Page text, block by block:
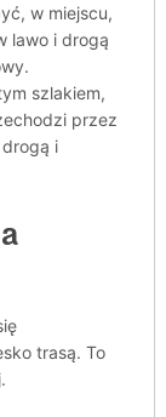
w miejscu,
lawo i drogą
szlakiem,
przez
i
trasą. To